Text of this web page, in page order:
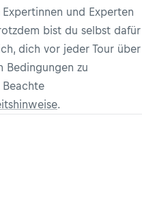
und Experten
bist du selbst dafür
dich vor jeder Tour über
Bedingungen zu
.